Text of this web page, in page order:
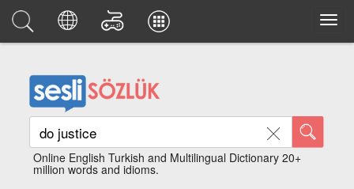
Online English Turkish and Multilingual Dictionary 20+
million words and idioms.